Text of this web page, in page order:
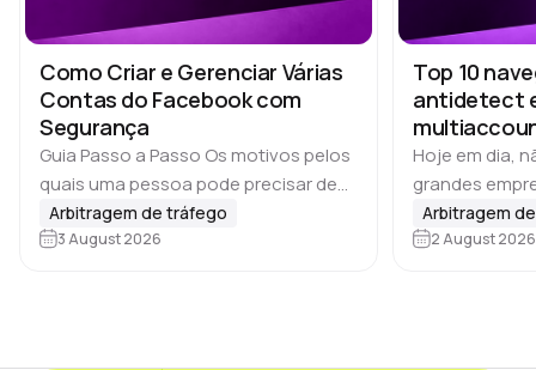
Como Criar e Gerenciar Várias
Contas do Facebook com
Segurança
Guia Passo a Passo Os motivos pelos
quais uma pessoa pode precisar de
várias contas costumam variar. Se
falarmos de marketing nas redes
Arbitragem de tráfego
3 August 2026
Top 10
antidetect
YouTube
Hoje em dia,
grandes
gerenciam
Equipes de
Arbitragem
2 August 2026